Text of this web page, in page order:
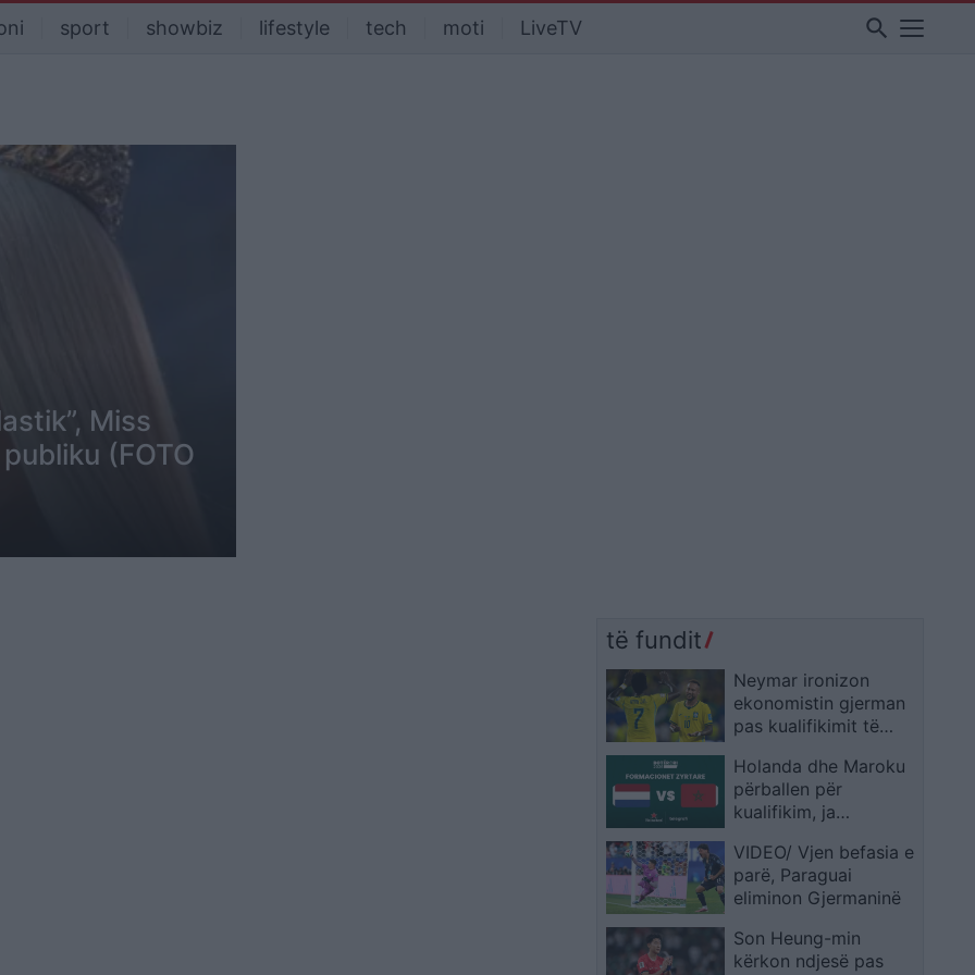
sport showbiz lifestyle tech moti LiveTV search
Miss
(FOTO
të fundit
Neymar ironizon
ekonomistin gjerman
pas kualifikimit të
në Botërorin e
ardhshëm
Holanda dhe Maroku
përballen për
kualifikim, ja
VIDEO/ Vjen befasia e
parë, Paraguai
eliminon Gjermaninë
Son Heung-min
kërkon ndjesë pas